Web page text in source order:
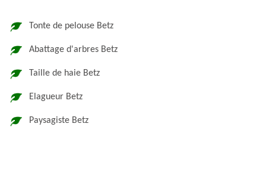
Tonte de pelouse Betz
Abattage d'arbres Betz
Taille de haie Betz
Elagueur Betz
Paysagiste Betz